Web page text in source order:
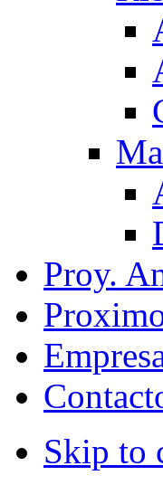
Proy.
Skip to